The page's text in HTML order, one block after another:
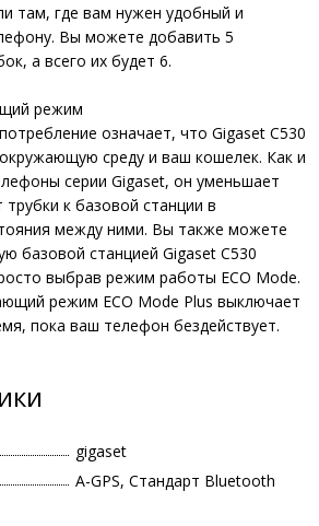
там, где вам нужен удобный и
Вы можете добавить 5
а всего их будет 6.
режим
означает, что Gigaset C530
среду и ваш кошелек. Как и
серии Gigaset, он уменьшает
к базовой станции в
между ними. Вы также можете
базовой станцией Gigaset C530
выбрав режим работы ECO Mode.
режим ECO Mode Plus выключает
пока ваш телефон бездействует.
gigaset
A-GPS, Стандарт Bluetooth